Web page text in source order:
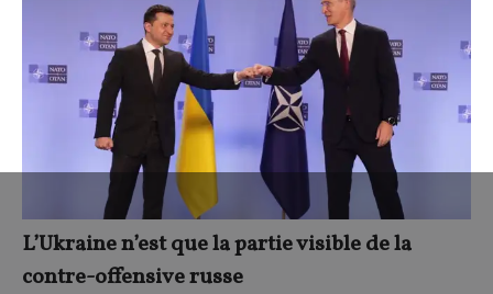
L’Ukraine n’est que la partie visible de la
contre-offensive russe